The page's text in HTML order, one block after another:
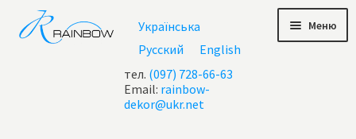
Перейти
до
навігації
Перейти
до
контенту
Українська
Русский
English
тел. (097) 728-66-63
Email: rainbow-
dekor@ukr.net
Меню